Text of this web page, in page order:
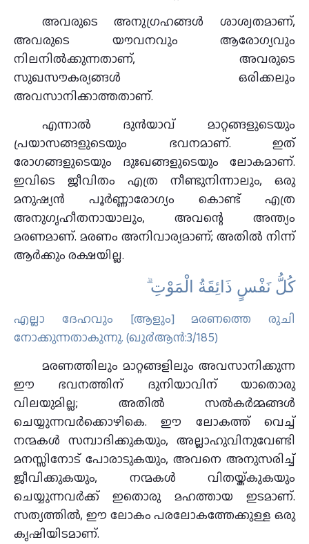
അവരുടെ അനുഗ്രഹങ്ങൾ ശാശ്വതമാണ്,
അവരുടെ യൗവനവും ആരോഗ്യവും
നിലനിൽക്കുന്നതാണ്, അവരുടെ
സുഖസൗകര്യങ്ങൾ ഒരിക്കലും
അവസാനിക്കാത്തതാണ്.
എന്നാൽ ദുൻയാവ് മാറ്റങ്ങളുടെയും
പ്രയാസങ്ങളുടെയും ഭവനമാണ്. ഇത്
രോഗങ്ങളുടെയും ദുഃഖങ്ങളുടെയും ലോകമാണ്.
ഇവിടെ ജീവിതം എത്ര നീണ്ടുനിന്നാലും, ഒരു
മനുഷ്യൻ പൂർണ്ണാരോഗ്യം കൊണ്ട് എത്ര
അനുഗൃഹീതനായാലും, അവന്റെ അന്ത്യം
മരണമാണ്. മരണം അനിവാര്യമാണ്; അതിൽ നിന്ന്
ആർക്കും രക്ഷയില്ല.
كُلُّ نَفْسٍ ذَائِقَةُ الْمَوْتِ ۗ
എല്ലാ ദേഹവും [ആളും] മരണത്തെ രുചി
നോക്കുന്നതാകുന്നു. (ഖു൪ആന്‍:3/185)
മരണത്തിലും മാറ്റങ്ങളിലും അവസാനിക്കുന്ന
ഈ ഭവനത്തിന് ദുനിയാവിന് യാതൊരു
വിലയുമില്ല; അതിൽ സൽകർമ്മങ്ങൾ
ചെയ്യുന്നവർക്കൊഴികെ. ഈ ലോകത്ത് വെച്ച്
നന്മകൾ സമ്പാദിക്കുകയും, അല്ലാഹുവിനുവേണ്ടി
മനസ്സിനോട് പോരാടുകയും, അവനെ അനുസരിച്ച്
ജീവിക്കുകയും, നന്മകൾ വിതയ്ക്കുകയും
ചെയ്യുന്നവർക്ക് ഇതൊരു മഹത്തായ ഇടമാണ്.
സത്യത്തിൽ, ഈ ലോകം പരലോകത്തേക്കുള്ള ഒരു
കൃഷിയിടമാണ്.